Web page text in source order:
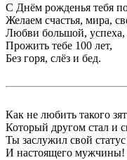
С Днём рожденья тебя
Желаем счастья, мира,
Любви большой, успеха,
Прожить тебе 100 лет,
Без горя, слёз и бед.
Как не любить такого
Который другом стал и
Ты заслужил свой
И настоящего мужчины!